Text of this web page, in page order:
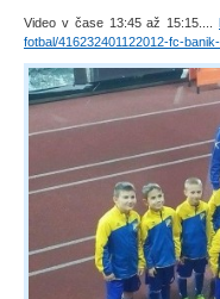
Video v čase 13:45 až 15:15....
fotbal/416232401122012-fc-